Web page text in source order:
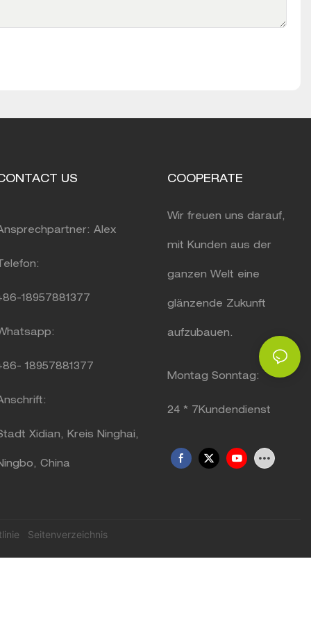
US
Alex
Telefon:
18957881377
18957881377
Xidian, Kreis Ninghai,
China
COOPERATE
Wir freuen uns darauf,
mit Kunden aus der
ganzen Welt eine
glänzende Zukunft
aufzubauen.
Montag Sonntag:
24 * 7Kundendienst
Seitenverzeichnis